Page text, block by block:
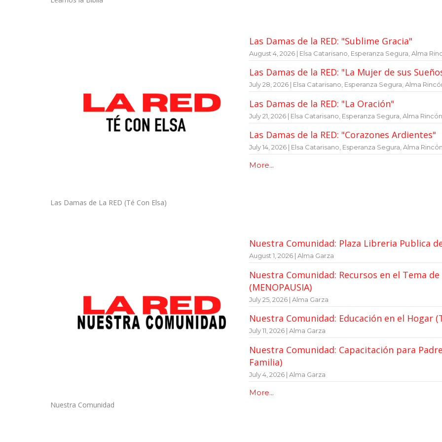
Las Damas de La RED (Té Con Elsa)
Las Damas de la RED: "Sublime Gracia"
August 4, 2026 | Elsa Catarisano, Esperanza Segura, Alma
Las Damas de la RED: "La Mujer de sus
July 28, 2026 | Elsa Catarisano, Esperanza Segura, Alma
Las Damas de la RED: "La Oración"
July 21, 2026 | Elsa Catarisano, Esperanza Segura, Alma Rincón
Las Damas de la RED: "Corazones Ardientes"
July 14, 2026 | Elsa Catarisano, Esperanza Segura, Alma Rincón
More...
Nuestra Comunidad
Nuestra Comunidad: Plaza Libreria Publica
August 1, 2026 | Alma Garza
Nuestra Comunidad: Recursos en el Tema de
(MENOPAUSIA)
July 25, 2026 | Alma Garza
Nuestra Comunidad: Educación en el Hogar
July 11, 2026 | Alma Garza
Nuestra Comunidad: Capacitación para
Familia)
July 4, 2026 | Alma Garza
More...